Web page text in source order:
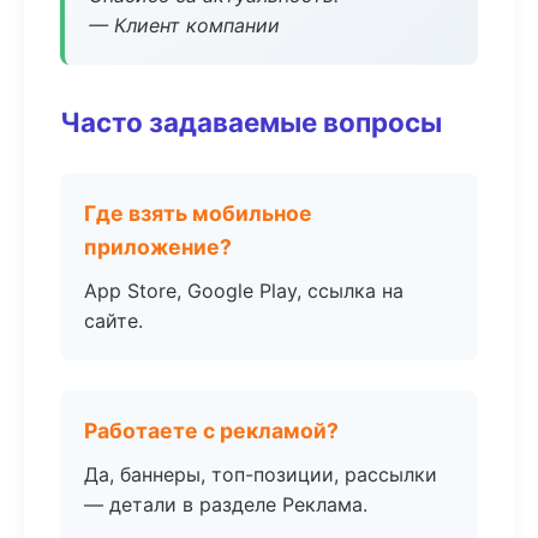
— Клиент компании
Часто задаваемые вопросы
Где взять мобильное
приложение?
App Store, Google Play, ссылка на
сайте.
Работаете с рекламой?
Да, баннеры, топ-позиции, рассылки
— детали в разделе Реклама.